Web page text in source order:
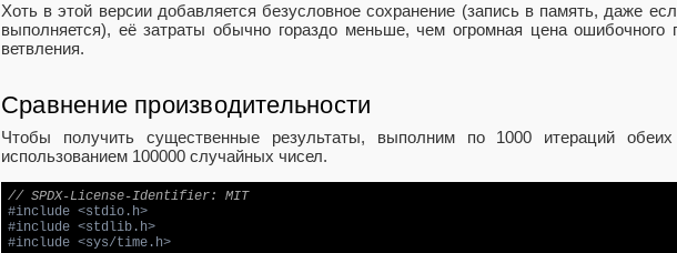
Хоть в этой версии добавляется безусловное сохранение (запись в память, даже
выполняется), её затраты обычно гораздо меньше, чем огромная цена ошибочного
ветвления.
Сравнение производительности
Чтобы получить существенные результаты, выполним по 1000 итераций
использованием 100000 случайных чисел.
// SPDX-License-Identifier: MIT
#include <stdio.h>
#include <stdlib.h>
#include <sys/time.h>